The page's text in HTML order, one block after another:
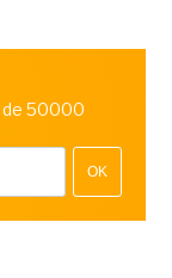
de 50000
OK